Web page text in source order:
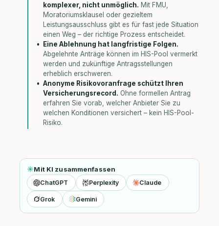
komplexer, nicht unmöglich. Mit FMU,
Moratoriumsklausel oder gezieltem
Leistungsausschluss gibt es für fast jede Situation
einen Weg – der richtige Prozess entscheidet.
Eine Ablehnung hat langfristige Folgen.
Abgelehnte Anträge können im HIS-Pool vermerkt
werden und zukünftige Antragsstellungen
erheblich erschweren.
Anonyme Risikovoranfrage schützt Ihren
Versicherungsrecord. Ohne formellen Antrag
erfahren Sie vorab, welcher Anbieter Sie zu
welchen Konditionen versichert – kein HIS-Pool-
Risiko.
Mit KI zusammenfassen
ChatGPT Perplexity Claude
Grok Gemini